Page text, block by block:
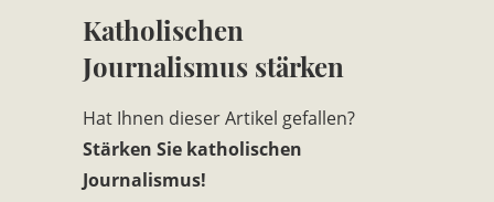
Katholischen
Journalismus stärken
Hat Ihnen dieser Artikel gefallen?
Stärken Sie katholischen
Journalismus!